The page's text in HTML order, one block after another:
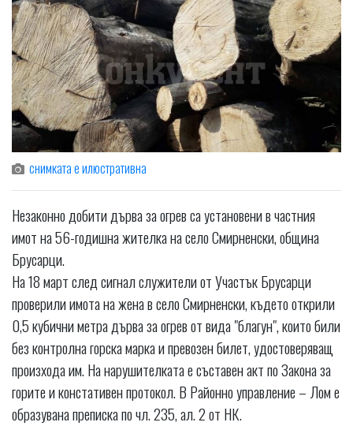
снимката е илюстративна
Незаконно добити дърва за огрев са установени в частния
имот на 56-годишна жителка на село Смирненски, община
Брусарци.
На 18 март след сигнал служители от Участък Брусарци
проверили имота на жена в село Смирненски, където открили
0,5 кубични метра дърва за огрев от вида "благун", които били
без контролна горска марка и превозен билет, удостоверяващ
произхода им. На нарушителката е съставен акт по Закона за
горите и констативен протокол. В Районно управление – Лом е
образувана преписка по чл. 235, ал. 2 от НК.